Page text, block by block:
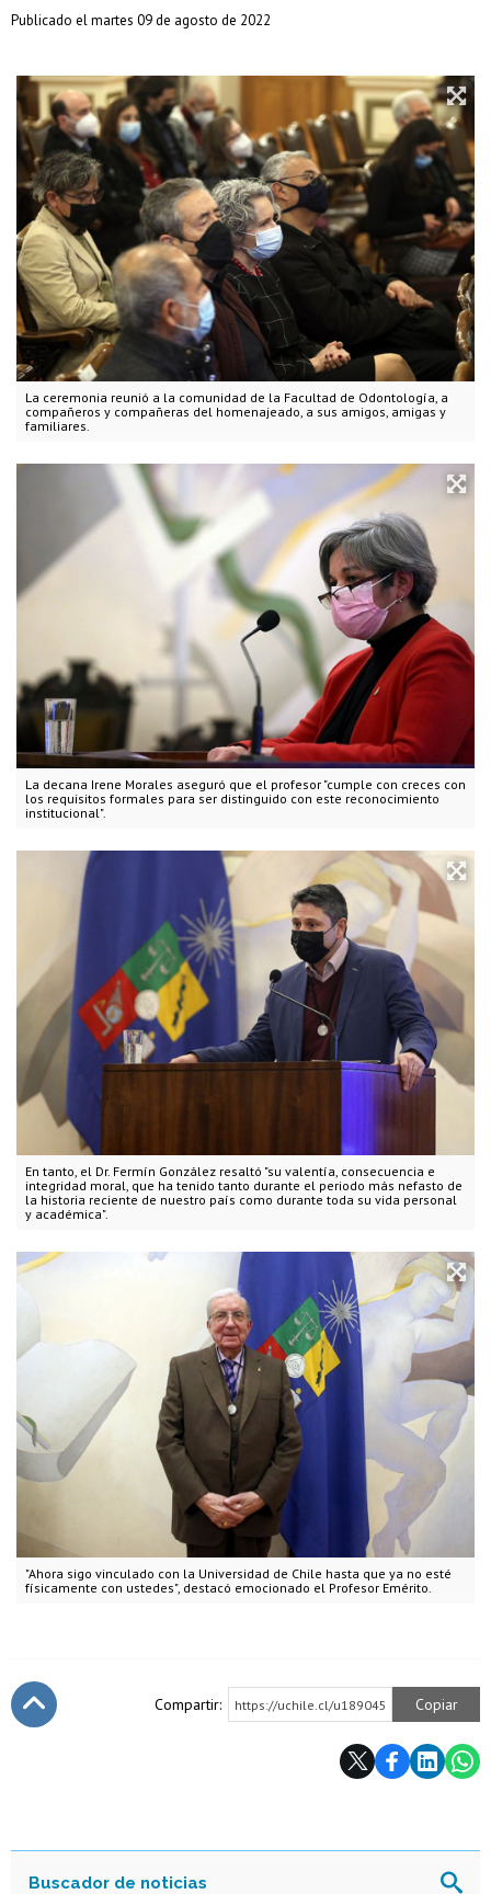
La ceremonia reunió a la comunidad de la Facultad de Odontología, a
compañeros y compañeras del homenajeado, a sus amigos, amigas y
familiares.
La decana Irene Morales aseguró que el profesor "cumple con creces con
los requisitos formales para ser distinguido con este reconocimiento
institucional".
En tanto, el Dr. Fermín González resaltó "su valentía, consecuencia e
integridad moral, que ha tenido tanto durante el periodo más nefasto de
la historia reciente de nuestro país como durante toda su vida personal
y académica".
"Ahora sigo vinculado con la Universidad de Chile hasta que ya no esté
físicamente con ustedes", destacó emocionado el Profesor Emérito.
Publicado el martes 09 de agosto de 2022
Compartir: https://uchile.cl/u189045 Copiar